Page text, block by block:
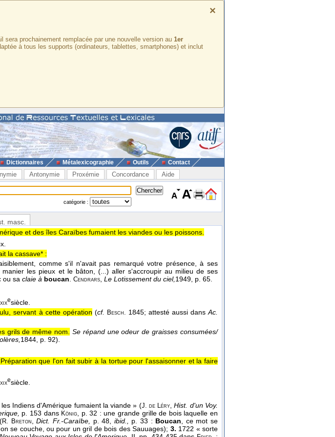
×
prochainement remplacée par une nouvelle version au 1er
à tous les supports (ordinateurs, tablettes, smartphones) et inclut
Dictionnaires Métalexicographie Outils Contact
Antonymie Proxémie Concordance Aide
catégorie :
masc.
et des îles Caraïbes fumaient les viandes ou les poissons.
la cassave* :
comme s'il n'avait pas remarqué votre présence, à ses
les pieux et le bâton, (...) aller s'accroupir au milieu de ses
ou sa claie à boucan. Cendrars, Le Lotissement du ciel,1949, p. 65.
xixesiècle.
servant à cette opération (cf. Besch. 1845; attesté aussi dansAc.
grils de même nom.
Se répand une odeur de graisses consumées/
1844 , p. 92).
,,Préparation que l'on fait subir à la tortue pour l'assaisonner et la faire
xixesiècle.
Indiens d'Amérique fumaient la viande » (J. de Léry,Hist. d'un Voy.
p. 153 dans König, p. 32 : une grande grille de bois laquelle en
R. Breton,Dict. Fr.-Caraïbe, p. 48, ibid., p. 33 : Boucan, ce mot se
se couche, ou pour un gril de bois des Sauuages); 3. 1722 « sorte